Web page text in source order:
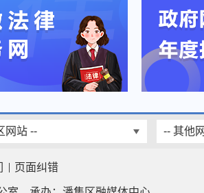
网站 -- -- 其他
页面纠错